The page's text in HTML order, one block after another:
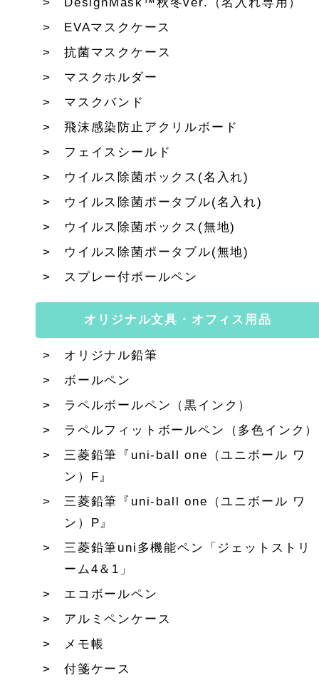
EVAマスクケース
抗菌マスクケース
マスクホルダー
マスクバンド
飛沫感染防止アクリルボード
フェイスシールド
ウイルス除菌ボックス(名入れ)
ウイルス除菌ポータブル(名入れ)
ウイルス除菌ボックス(無地)
ウイルス除菌ポータブル(無地)
スプレー付ボールペン
オリジナル文具・オフィス用品
オリジナル鉛筆
ボールペン
ラペルボールペン（黒インク）
ラペルフィットボールペン（多色インク）
三菱鉛筆『uni-ball one（ユニボール ワ
ン）F』
三菱鉛筆『uni-ball one（ユニボール ワ
ン）P』
三菱鉛筆uni多機能ペン「ジェットストリ
ーム4＆1」
エコボールペン
アルミペンケース
メモ帳
付箋ケース